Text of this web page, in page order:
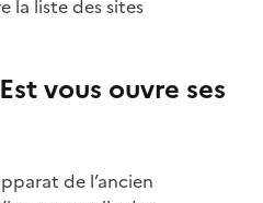
la liste des sites
vous ouvre ses
de l’ancien